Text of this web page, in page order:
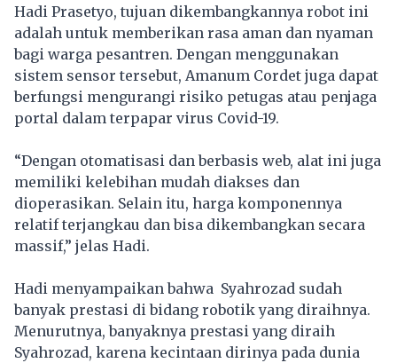
Hadi Prasetyo, tujuan dikembangkannya robot ini
adalah untuk memberikan rasa aman dan nyaman
bagi warga pesantren. Dengan menggunakan
sistem sensor tersebut, Amanum Cordet juga dapat
berfungsi mengurangi risiko petugas atau penjaga
portal dalam terpapar virus Covid-19.
“Dengan otomatisasi dan berbasis web, alat ini juga
memiliki kelebihan mudah diakses dan
dioperasikan. Selain itu, harga komponennya
relatif terjangkau dan bisa dikembangkan secara
massif,” jelas Hadi.
Hadi menyampaikan bahwa Syahrozad sudah
banyak prestasi di bidang robotik yang diraihnya.
Menurutnya, banyaknya prestasi yang diraih
Syahrozad, karena kecintaan dirinya pada dunia